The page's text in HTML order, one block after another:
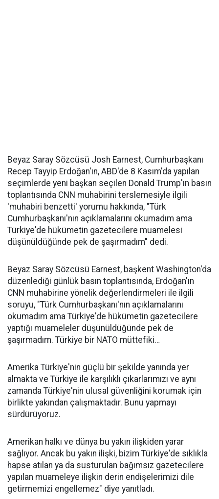
Beyaz Saray Sözcüsü Josh Earnest, Cumhurbaşkanı
Recep Tayyip Erdoğan'ın, ABD'de 8 Kasım'da yapılan
seçimlerde yeni başkan seçilen Donald Trump'ın basın
toplantısında CNN muhabirini terslemesiyle ilgili
'muhabiri benzetti' yorumu hakkında, "Türk
Cumhurbaşkanı'nın açıklamalarını okumadım ama
Türkiye'de hükümetin gazetecilere muamelesi
düşünüldüğünde pek de şaşırmadım" dedi.
Beyaz Saray Sözcüsü Earnest, başkent Washington'da
düzenlediği günlük basın toplantısında, Erdoğan'ın
CNN muhabirine yönelik değerlendirmeleri ile ilgili
soruyu, "Türk Cumhurbaşkanı'nın açıklamalarını
okumadım ama Türkiye'de hükümetin gazetecilere
yaptığı muameleler düşünüldüğünde pek de
şaşırmadım. Türkiye bir NATO müttefiki…
Amerika Türkiye'nin güçlü bir şekilde yanında yer
almakta ve Türkiye ile karşılıklı çıkarlarımızı ve aynı
zamanda Türkiye'nin ulusal güvenliğini korumak için
birlikte yakından çalışmaktadır. Bunu yapmayı
sürdürüyoruz.
Amerikan halkı ve dünya bu yakın ilişkiden yarar
sağlıyor. Ancak bu yakın ilişki, bizim Türkiye'de sıklıkla
hapse atılan ya da susturulan bağımsız gazetecilere
yapılan muameleye ilişkin derin endişelerimizi dile
getirmemizi engellemez" diye yanıtladı.